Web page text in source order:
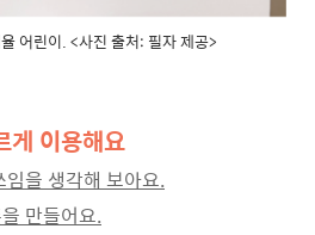
어린이. <사진 출처: 필자 제공>
게 이용해요
을 생각해 보아요.
만들어요.